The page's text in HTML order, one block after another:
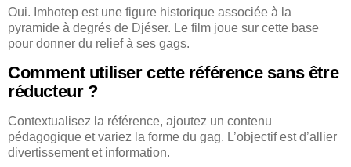
Oui. Imhotep est une figure historique associée à la
pyramide à degrés de Djéser. Le film joue sur cette base
pour donner du relief à ses gags.
Comment utiliser cette référence sans être
réducteur ?
Contextualisez la référence, ajoutez un contenu
pédagogique et variez la forme du gag. L’objectif est d’allier
divertissement et information.